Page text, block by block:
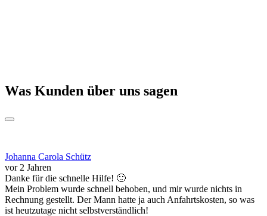
Was Kunden über uns sagen
Johanna Carola Schütz
vor 2 Jahren
Danke für die schnelle Hilfe! 🙂
Mein Problem wurde schnell behoben, und mir wurde nichts in
Rechnung gestellt. Der Mann hatte ja auch Anfahrtskosten, so was
ist heutzutage nicht selbstverständlich!